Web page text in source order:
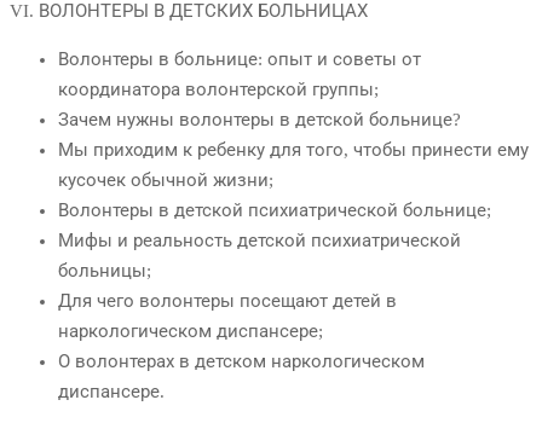
VI. ВОЛОНТЕРЫ В ДЕТСКИХ БОЛЬНИЦАХ
Волонтеры в больнице: опыт и советы от
координатора волонтерской группы;
Зачем нужны волонтеры в детской больнице?
Мы приходим к ребенку для того, чтобы принести ему
кусочек обычной жизни;
Волонтеры в детской психиатрической больнице;
Мифы и реальность детской психиатрической
больницы;
Для чего волонтеры посещают детей в
наркологическом диспансере;
О волонтерах в детском наркологическом
диспансере.